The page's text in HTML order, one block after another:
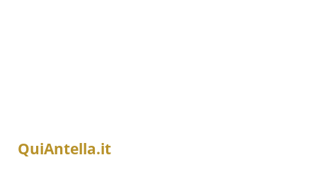
QuiAntella.it